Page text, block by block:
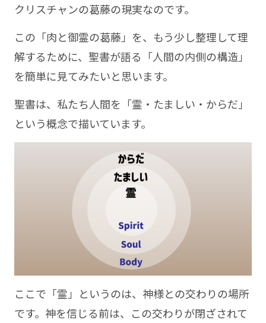
クリスチャンの葛藤の現実なのです。
この「肉と御霊の葛藤」を、もう少し整理して理
解するために、聖書が語る「人間の内側の構造」
を簡単に見てみたいと思います。
聖書は、私たち人間を「霊・たましい・からだ」
という概念で描いています。
ここで「霊」というのは、神様との交わりの場所
です。神を信じる前は、この交わりが閉ざされて